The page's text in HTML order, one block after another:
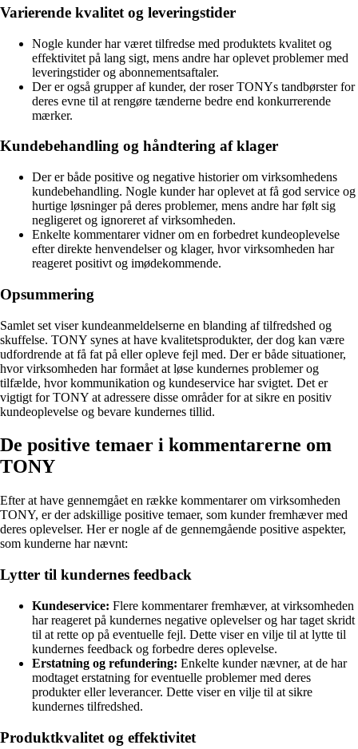
Varierende kvalitet og leveringstider
Nogle kunder har været tilfredse med produktets kvalitet og
effektivitet på lang sigt, mens andre har oplevet problemer med
leveringstider og abonnementsaftaler.
Der er også grupper af kunder, der roser TONYs tandbørster for
deres evne til at rengøre tænderne bedre end konkurrerende
mærker.
Kundebehandling og håndtering af klager
Der er både positive og negative historier om virksomhedens
kundebehandling. Nogle kunder har oplevet at få god service og
hurtige løsninger på deres problemer, mens andre har følt sig
negligeret og ignoreret af virksomheden.
Enkelte kommentarer vidner om en forbedret kundeoplevelse
efter direkte henvendelser og klager, hvor virksomheden har
reageret positivt og imødekommende.
Opsummering
Samlet set viser kundeanmeldelserne en blanding af tilfredshed og
skuffelse. TONY synes at have kvalitetsprodukter, der dog kan være
udfordrende at få fat på eller opleve fejl med. Der er både situationer,
hvor virksomheden har formået at løse kundernes problemer og
tilfælde, hvor kommunikation og kundeservice har svigtet. Det er
vigtigt for TONY at adressere disse områder for at sikre en positiv
kundeoplevelse og bevare kundernes tillid.
De positive temaer i kommentarerne om
TONY
Efter at have gennemgået en række kommentarer om virksomheden
TONY, er der adskillige positive temaer, som kunder fremhæver med
deres oplevelser. Her er nogle af de gennemgående positive aspekter,
som kunderne har nævnt:
Lytter til kundernes feedback
Kundeservice: Flere kommentarer fremhæver, at virksomheden
har reageret på kundernes negative oplevelser og har taget skridt
til at rette op på eventuelle fejl. Dette viser en vilje til at lytte til
kundernes feedback og forbedre deres oplevelse.
Erstatning og refundering: Enkelte kunder nævner, at de har
modtaget erstatning for eventuelle problemer med deres
produkter eller leverancer. Dette viser en vilje til at sikre
kundernes tilfredshed.
Produktkvalitet og effektivitet